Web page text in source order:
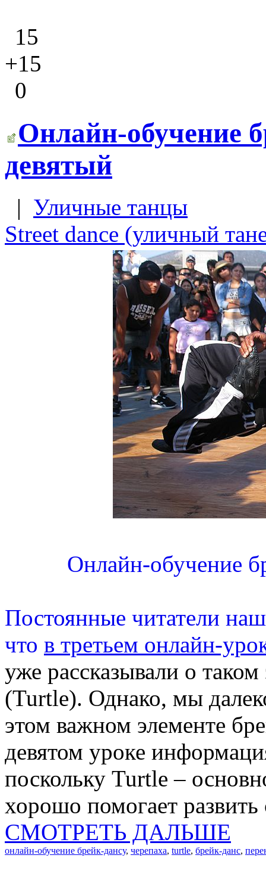
15
+15
0
Онлайн-обучение
девятый
| Уличные танцы
Street dance (уличный
Онлайн-обучение
Постоянные читатели
что в третьем онлайн-
уже рассказывали о
(Turtle). Однако, мы
этом важном элементе
девятом уроке
поскольку Turtle –
хорошо помогает
СМОТРЕТЬ ДАЛЬШЕ
онлайн-обучение брейк-дансу, черепаха, turtle, брейк-данс,